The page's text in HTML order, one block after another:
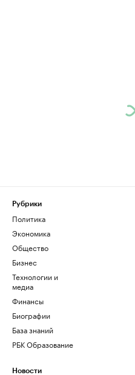
Рубрики
Политика
Экономика
Общество
Бизнес
Технологии и
медиа
Финансы
Биографии
База знаний
РБК Образование
Новости